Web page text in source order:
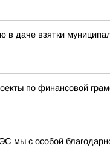
в даче взятки
по финансовой
мы с особой